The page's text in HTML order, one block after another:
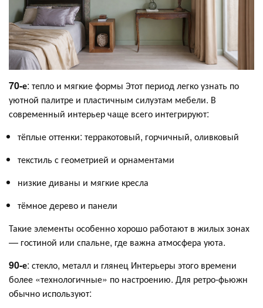
70-е: тепло и мягкие формы Этот период легко узнать по
уютной палитре и пластичным силуэтам мебели. В
современный интерьер чаще всего интегрируют:
тёплые оттенки: терракотовый, горчичный, оливковый
текстиль с геометрией и орнаментами
низкие диваны и мягкие кресла
тёмное дерево и панели
Такие элементы особенно хорошо работают в жилых зонах
— гостиной или спальне, где важна атмосфера уюта.
90-е: стекло, металл и глянец Интерьеры этого времени
более «технологичные» по настроению. Для ретро-фьюжн
обычно используют: